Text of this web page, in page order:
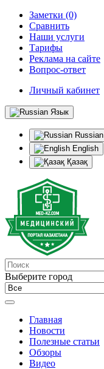
Заметки (0)
Сравнить
Наши услуги
Тарифы
Реклама на сайте
Вопрос-ответ
Личный кабинет
Язык
Russian
English
Қазақ
Выберите город
Главная
Новости
Полезные статьи
Обзоры
Видео